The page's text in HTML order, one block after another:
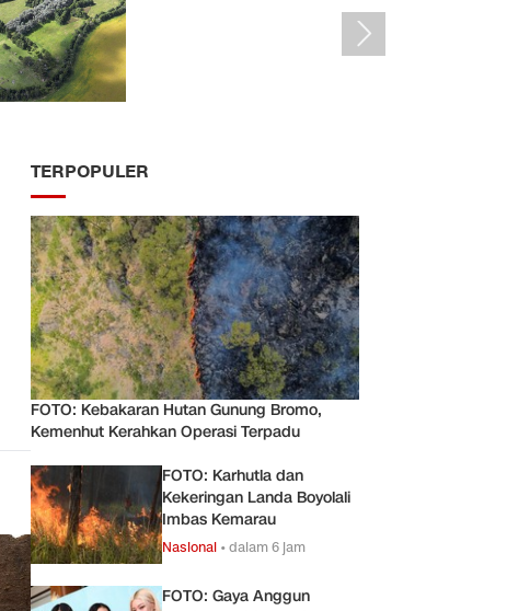
TERPOPULER
FOTO: Kebakaran Hutan Gunung Bromo,
Kemenhut Kerahkan Operasi Terpadu
FOTO: Karhutla dan
Kekeringan Landa Boyolali
Imbas Kemarau
Nasional •dalam 6 jam
FOTO: Gaya Anggun